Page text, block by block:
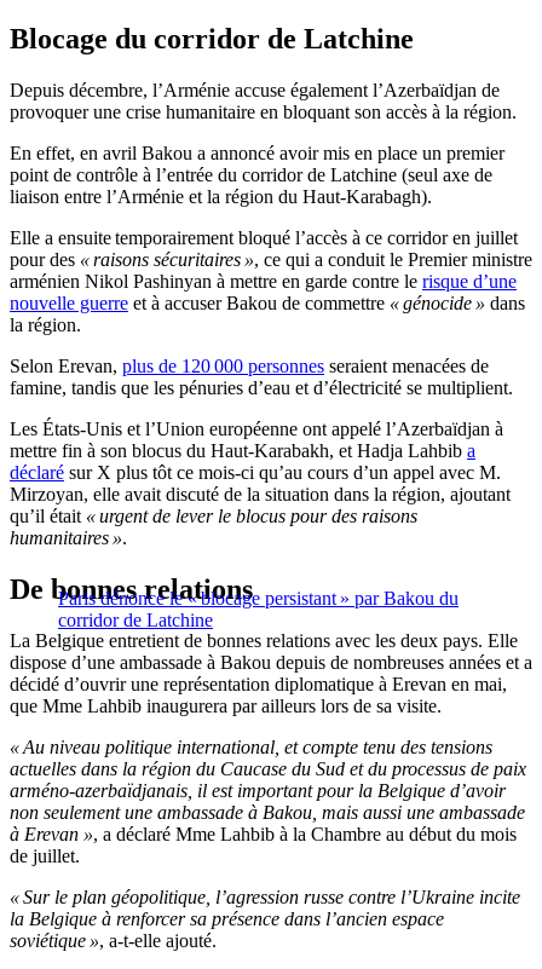
Blocage du corridor de Latchine
Depuis décembre, l’Arménie accuse également l’Azerbaïdjan de
provoquer une crise humanitaire en bloquant son accès à la région.
En effet, en avril Bakou a annoncé avoir mis en place un premier
point de contrôle à l’entrée du corridor de Latchine (seul axe de
liaison entre l’Arménie et la région du Haut-Karabagh).
Elle a ensuite temporairement bloqué l’accès à ce corridor en juillet
pour des « raisons sécuritaires », ce qui a conduit le Premier ministre
arménien Nikol Pashinyan à mettre en garde contre le risque d’une
nouvelle guerre et à accuser Bakou de commettre « génocide » dans
la région.
Selon Erevan, plus de 120 000 personnes seraient menacées de
famine, tandis que les pénuries d’eau et d’électricité se multiplient.
Les États-Unis et l’Union européenne ont appelé l’Azerbaïdjan à
mettre fin à son blocus du Haut-Karabakh, et Hadja Lahbib a
déclaré sur X plus tôt ce mois-ci qu’au cours d’un appel avec M.
Mirzoyan, elle avait discuté de la situation dans la région, ajoutant
qu’il était « urgent de lever le blocus pour des raisons
humanitaires ».
Paris dénonce le « blocage persistant » par Bakou du
corridor de Latchine
De bonnes relations
La Belgique entretient de bonnes relations avec les deux pays. Elle
dispose d’une ambassade à Bakou depuis de nombreuses années et a
décidé d’ouvrir une représentation diplomatique à Erevan en mai,
que Mme Lahbib inaugurera par ailleurs lors de sa visite.
« Au niveau politique international, et compte tenu des tensions
actuelles dans la région du Caucase du Sud et du processus de paix
arméno-azerbaïdjanais, il est important pour la Belgique d’avoir
non seulement une ambassade à Bakou, mais aussi une ambassade
à Erevan », a déclaré Mme Lahbib à la Chambre au début du mois
de juillet.
« Sur le plan géopolitique, l’agression russe contre l’Ukraine incite
la Belgique à renforcer sa présence dans l’ancien espace
soviétique », a-t-elle ajouté.